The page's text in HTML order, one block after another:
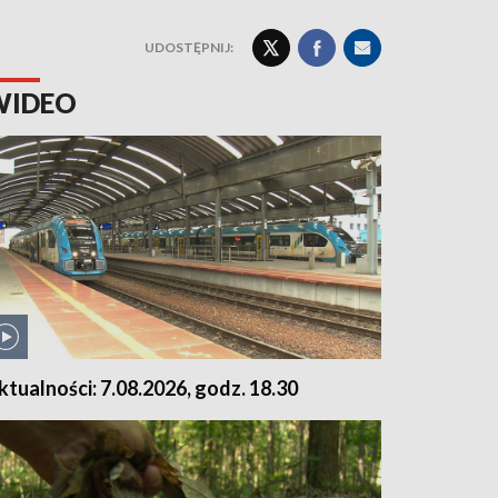
UDOSTĘPNIJ:
7.08.2026, godz. 18.30